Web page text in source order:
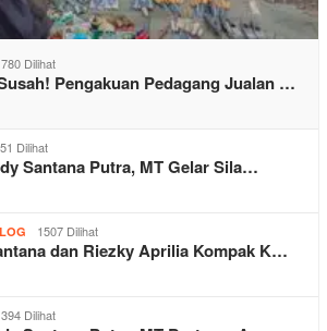
Dilihat
Pengakuan Pedagang Jualan …
Dilihat
Santana Putra, MT Gelar Sila…
1507 Dilihat
dan Riezky Aprilia Kompak K…
Dilihat